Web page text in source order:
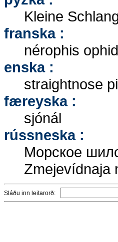
Kleine
franska :
nérophis
enska :
straightnose
færeyska :
sjónál
rússneska :
Морское
Zmejevídnaja
Sláðu inn leitarorð: